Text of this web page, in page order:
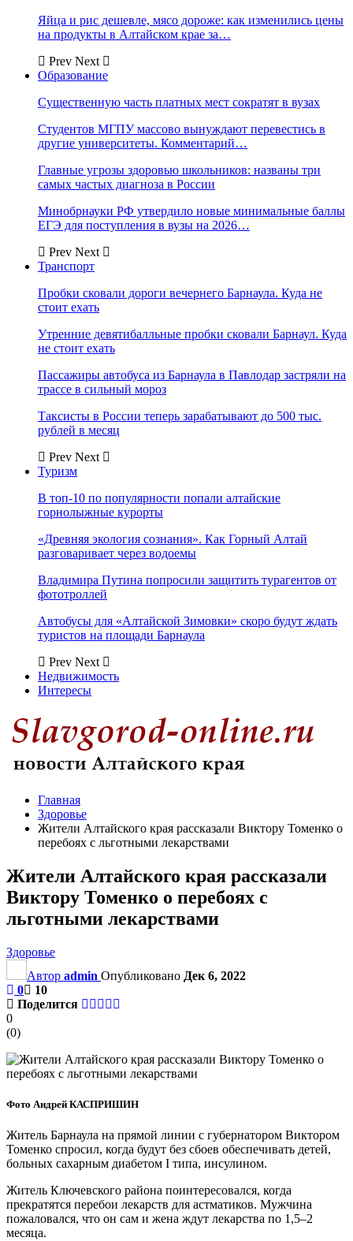
Яйца и рис дешевле, мясо дороже: как изменились цены
на продукты в Алтайском крае за…
Prev Next
Образование
Существенную часть платных мест сократят в вузах
Студентов МГПУ массово вынуждают перевестись в
другие университеты. Комментарий…
Главные угрозы здоровью школьников: названы три
самых частых диагноза в России
Минобрнауки РФ утвердило новые минимальные баллы
ЕГЭ для поступления в вузы на 2026…
Prev Next
Транспорт
Пробки сковали дороги вечернего Барнаула. Куда не
стоит ехать
Утренние девятибалльные пробки сковали Барнаул. Куда
не стоит ехать
Пассажиры автобуса из Барнаула в Павлодар застряли на
трассе в сильный мороз
Таксисты в России теперь зарабатывают до 500 тыс.
рублей в месяц
Prev Next
Туризм
В топ-10 по популярности попали алтайские
горнолыжные курорты
«Древняя экология сознания». Как Горный Алтай
разговаривает через водоемы
Владимира Путина попросили защитить турагентов от
фототроллей
Автобусы для «Алтайской Зимовки» скоро будут ждать
туристов на площади Барнаула
Prev Next
Недвижимость
Интересы
Главная
Здоровье
Жители Алтайского края рассказали Виктору Томенко о
перебоях с льготными лекарствами
Жители Алтайского края рассказали
Виктору Томенко о перебоях с
льготными лекарствами
Здоровье
Автор admin Опубликовано Дек 6, 2022
0
10
Поделится
0
(0)
Фото Андрей КАСПРИШИН
Житель Барнаула на прямой линии с губернатором Виктором
Томенко спросил, когда будут без сбоев обеспечивать детей,
больных сахарным диабетом I типа, инсулином.
Житель Ключевского района поинтересовался, когда
прекратятся перебои лекарств для астматиков. Мужчина
пожаловался, что он сам и жена ждут лекарства по 1,5–2
месяца.